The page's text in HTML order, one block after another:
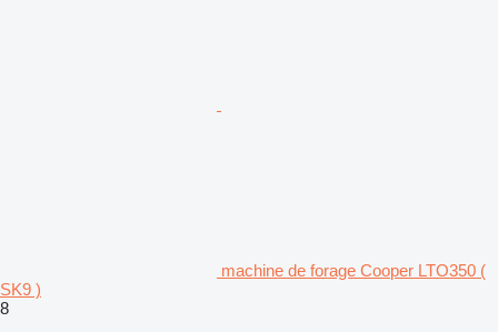
machine de forage Cooper LTO350 (
SK9 )
8